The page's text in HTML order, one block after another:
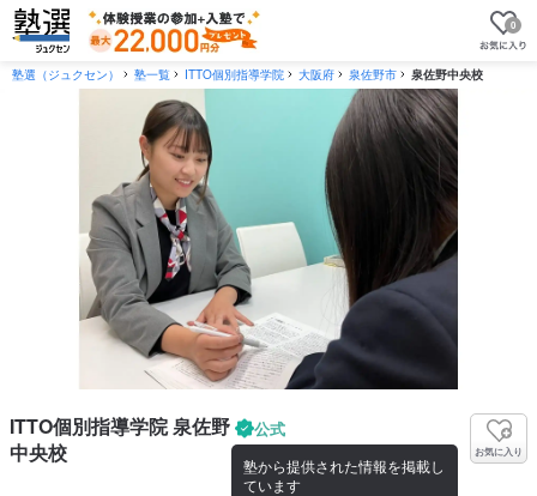
0
塾選（ジュクセン） 塾一覧 ITTO個別指導学院 大阪府 泉佐野市 泉佐野中央校
ITTO個別指導学院 泉佐野
中央校
公式
塾から提供された情報を掲載し
ています
お気に入り